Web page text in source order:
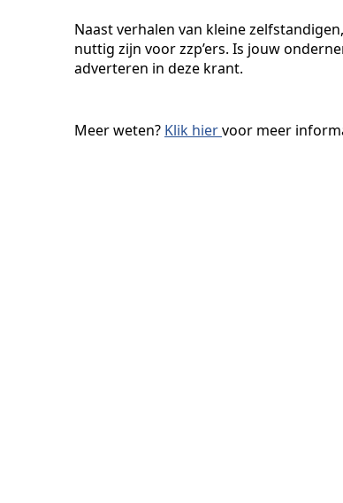
Naast verhalen van kleine
nuttig zijn voor zzp’ers. Is jouw
adverteren in deze krant.
Meer weten? Klik hiervoor meer